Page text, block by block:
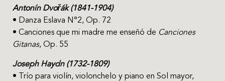
Antonín Dvořák (1841-1904)
• Danza Eslava N°2, Op. 72
• Canciones que mi madre me enseñó de Canciones
Gitanas, Op. 55
Joseph Haydn (1732-1809)
• Trío para violín, violonchelo y piano en Sol mayor,